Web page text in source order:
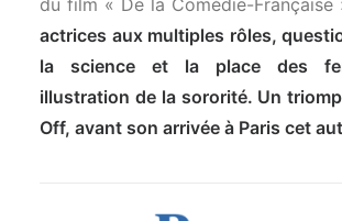
du film « De la Comédie-Française
actrices aux multiples rôles,
la science et la place des
illustration de la sororité. Un
Off, avant son arrivée à Paris cet